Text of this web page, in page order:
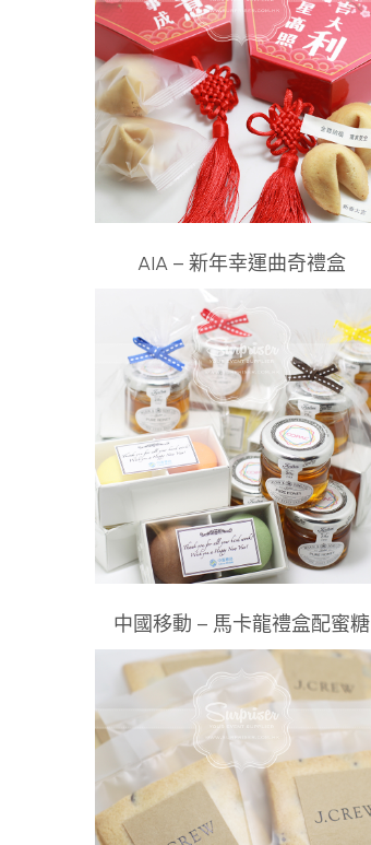
AIA – 新年幸運曲奇禮盒
中國移動 – 馬卡龍禮盒配蜜糖